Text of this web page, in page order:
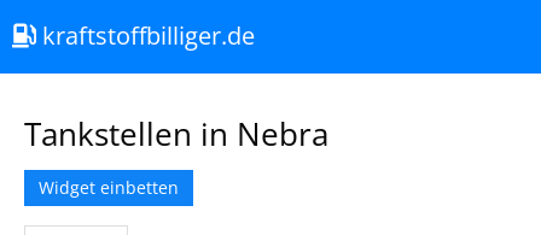
kraftstoffbilliger.de
Tankstellen in Nebra
Widget einbetten